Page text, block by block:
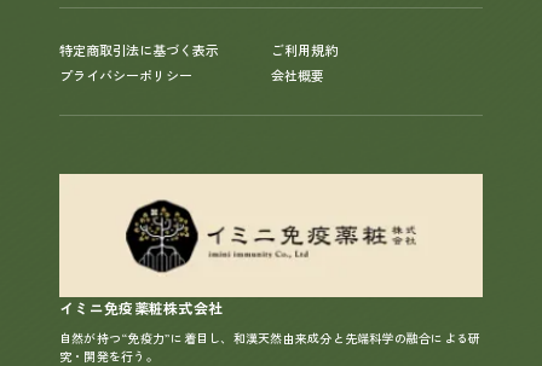
特定商取引法に基づく表示
プライバシーポリシー
ご利用規約
会社概要
イミニ免疫薬粧株式会社
自然が持つ“免疫力”に着目し、和漢天然由来成分と先端科学の融合による研
究・開発を行う。